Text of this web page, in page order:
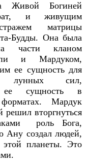
Живой Богиней
и живущим
матрицы
Будды. Она была
части кланом
и Мардуком,
ее сущность для
лунных сил,
ее сущность в
Мардук
вторгнуться
роль Бога,
Ану создал людей,
планеты. Это